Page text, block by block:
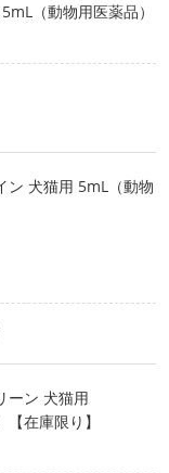
（動物用医薬品）
ン 犬猫用 5mL（動物
ーン 犬猫用
在庫限り】